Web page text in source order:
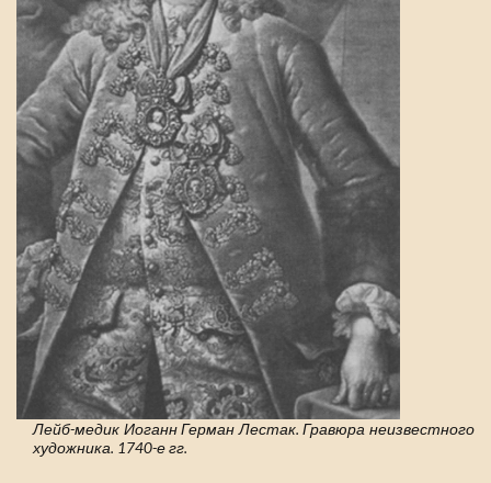
Лейб-медик Иоганн Герман Лестак. Гравюра неизвестного
художника. 1740-е гг.